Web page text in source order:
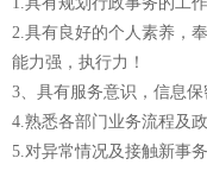
2.具有良好的个人素养，
能力强，执行力！
3、具有服务意识，信息保
4.熟悉各部门业务流程及
5.对异常情况及接触新事